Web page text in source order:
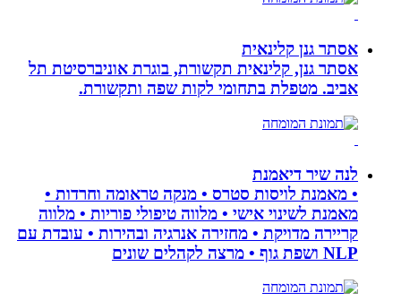
אסתר גנן קלינאית
אסתר גנן, קלינאית תקשורת, בוגרת אוניברסיטת תל
אביב. מטפלת בתחומי לקות שפה ותקשורת.
לנה שיר דיאמנת
• מאמנת לויסות סטרס • מנקה טראומה וחרדות •
מאמנת לשינוי אישי • מלווה טיפולי פוריות • מלווה
קריירה מדויקת • מחזירה אנרגיה ובהירות • עובדת עם
NLP ושפת גוף • מרצה לקהלים שונים